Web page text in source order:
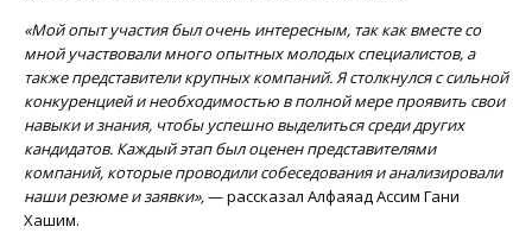
«Мой опыт участия был очень интересным, так как вместе со
мной участвовали много опытных молодых специалистов, а
также представители крупных компаний. Я столкнулся с сильной
конкуренцией и необходимостью в полной мере проявить свои
навыки и знания, чтобы успешно выделиться среди других
кандидатов. Каждый этап был оценен представителями
компаний, которые проводили собеседования и анализировали
наши резюме и заявки»,— рассказал Алфаяад Ассим Гани
Хашим.